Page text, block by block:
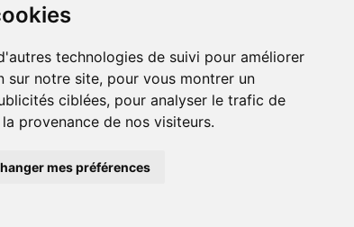
technologies de suivi pour améliorer
sur notre site, pour vous montrer un
ciblées, pour analyser le trafic de
provenance de nos visiteurs.
mes préférences